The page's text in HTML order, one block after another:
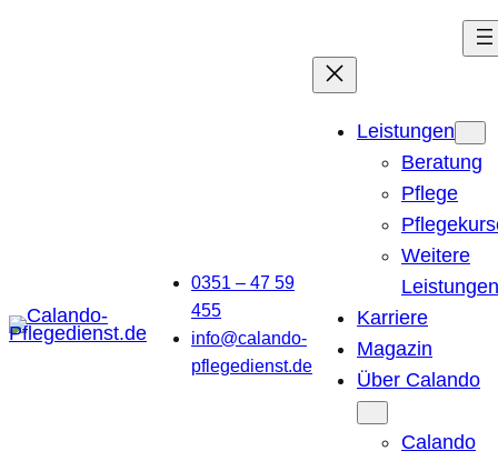
0351 – 47 59
455
info@calando-
pflegedienst.de
Leistungen
Beratung
Pflege
Weitere
Leistungen
Karriere
Magazin
Über Calando
Calando